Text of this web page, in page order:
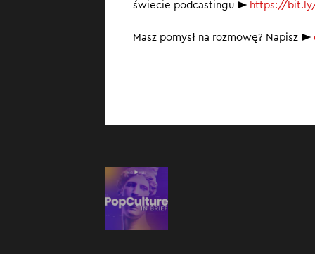
Bazylika
świecie podcastingu ►⁠ ⁠ https://
Masz pomysł na rozmowę? Napisz ►